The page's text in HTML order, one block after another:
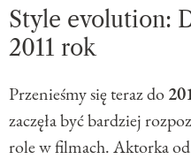
Style evolution:
2011 rok
Przenieśmy się teraz do
zaczęła być bardziej
role w filmach. Aktorka od